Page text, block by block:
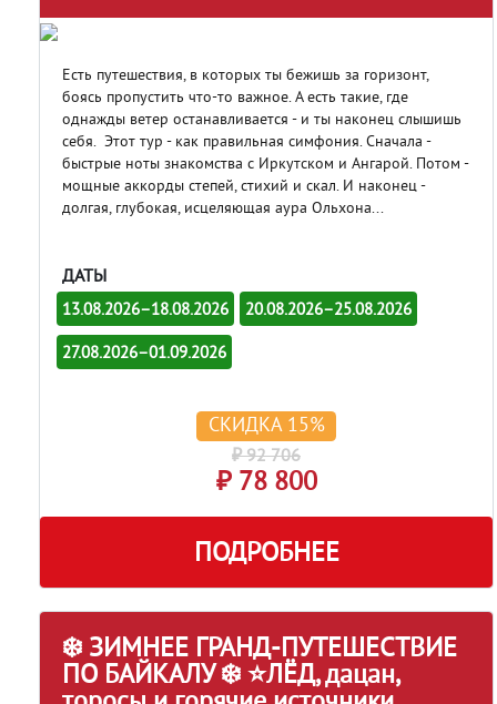
Есть путешествия, в которых ты бежишь за горизонт,
боясь пропустить что-то важное. А есть такие, где
однажды ветер останавливается - и ты наконец слышишь
себя. Этот тур - как правильная симфония. Сначала -
быстрые ноты знакомства с Иркутском и Ангарой. Потом -
мощные аккорды степей, стихий и скал. И наконец -
долгая, глубокая, исцеляющая аура Ольхона...
ДАТЫ
13.08.2026–18.08.2026 20.08.2026–25.08.2026
27.08.2026–01.09.2026
СКИДКА 15%
₽ 92 706
₽ 78 800
ПОДРОБНЕЕ
❄️ ЗИМНЕЕ ГРАНД-ПУТЕШЕСТВИЕ
ПО БАЙКАЛУ ❄️ ⭐ЛЁД, дацан,